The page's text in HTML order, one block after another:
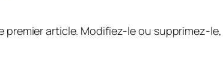
premier article. Modifiez-le ou supprimez-